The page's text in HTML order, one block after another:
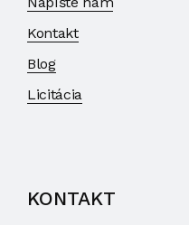
Kontakt
Blog
Licitácia
KONTAKT